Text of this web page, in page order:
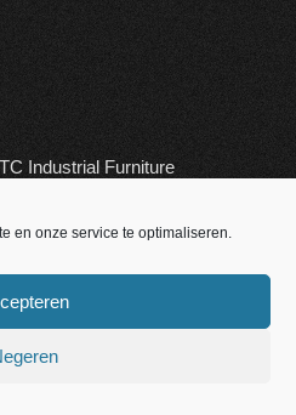
en onze service te optimaliseren.
TC Industrial Furniture